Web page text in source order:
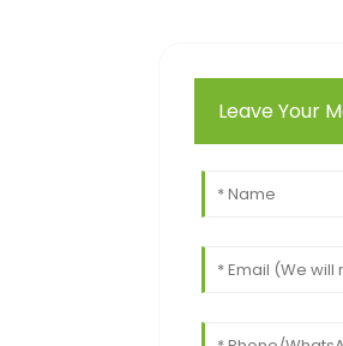
Leave Your